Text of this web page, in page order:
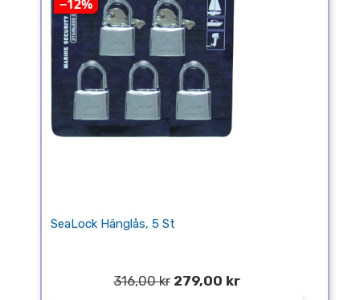
−12%
SeaLock Hänglås, 5 St
316,00 kr 279,00 kr